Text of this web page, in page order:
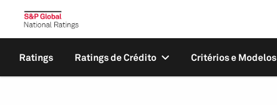
Ratings Ratings de Crédito Critérios e Modelos